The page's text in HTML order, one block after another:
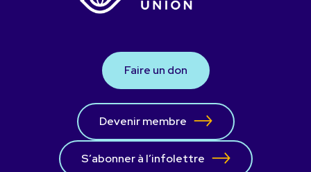
Faire un don
Devenir membre
S’abonner à l’infolettre